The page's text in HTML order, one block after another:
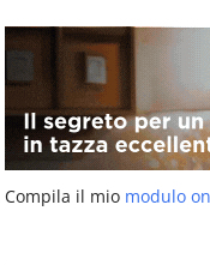
Compila il mio modulo